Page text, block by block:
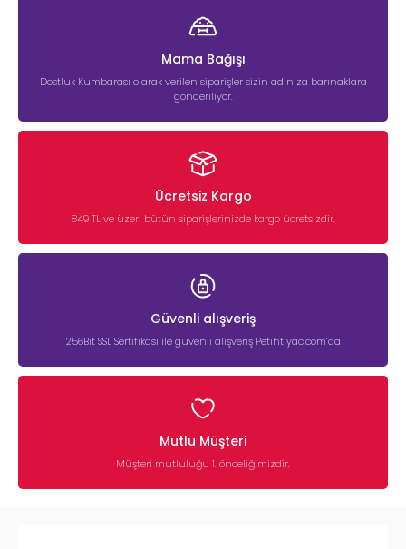
Mama Bağışı
Dostluk Kumbarası olarak verilen siparişler sizin adınıza barınaklara
gönderiliyor.
Ücretsiz Kargo
849 TL ve üzeri bütün siparişlerinizde kargo ücretsizdir.
Güvenli alışveriş
256Bit SSL Sertifikası ile güvenli alışveriş Petihtiyac.com’da
Mutlu Müşteri
Müşteri mutluluğu 1. önceliğimizdir.